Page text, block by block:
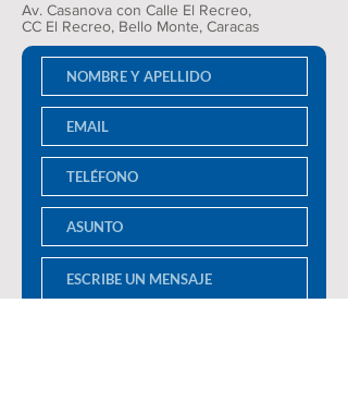
Av. Casanova con Calle El Recreo,
CC El Recreo, Bello Monte, Caracas